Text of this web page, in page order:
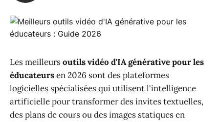
Les meilleursoutils vidéo d'IA générative pour les
éducateursen 2026 sont des plateformes
logicielles spécialisées qui utilisent l'intelligence
artificielle pour transformer des invites textuelles,
des plans de cours ou des images statiques en